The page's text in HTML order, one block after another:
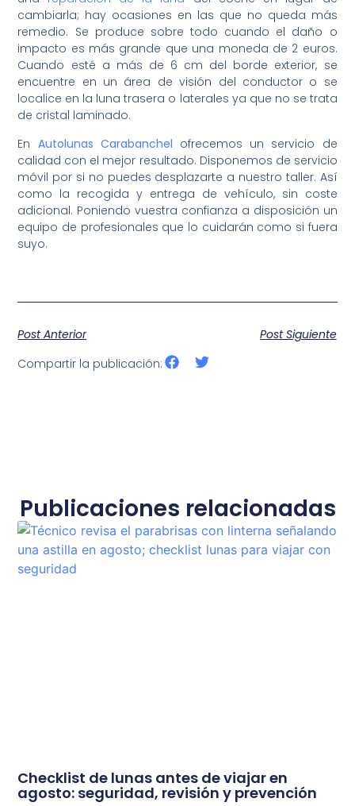
cambiarla; hay ocasiones en las que no queda más
remedio. Se produce sobre todo cuando el daño o
impacto es más grande que una moneda de 2 euros.
Cuando esté a más de 6 cm del borde exterior, se
encuentre en un área de visión del conductor o se
localice en la luna trasera o laterales ya que no se trata
de cristal laminado.
En Autolunas Carabanchel ofrecemos un servicio de
calidad con el mejor resultado. Disponemos de servicio
móvil por si no puedes desplazarte a nuestro taller. Así
como la recogida y entrega de vehículo, sin coste
adicional. Poniendo vuestra confianza a disposición un
equipo de profesionales que lo cuidarán como si fuera
suyo.
Post Anterior
Post Siguiente
Compartir la publicación:
Publicaciones relacionadas
Checklist de lunas antes de viajar en
agosto: seguridad, revisión y prevención